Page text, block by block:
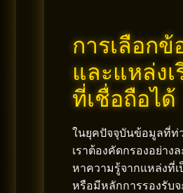
การเลือกข้
และแหล่งเ
ที่เชื่อถือได้
ในยุคปัจจุบันข้อมูลที่ท่
เราต้องคัดกรองอย่างล
หาความรู้จากแหล่งที่
หรือมีหลักการรองรับ